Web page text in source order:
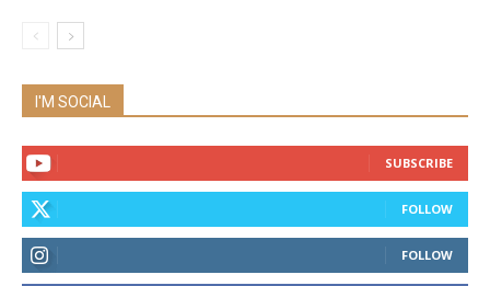
I'M SOCIAL
SUBSCRIBE
FOLLOW
FOLLOW